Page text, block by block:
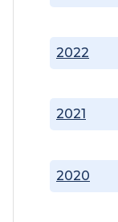
2020
2021
2022